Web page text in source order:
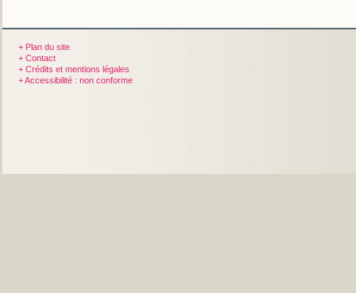
+ Plan du site
+ Contact
+ Crédits et mentions légales
+ Accessibilité : non conforme